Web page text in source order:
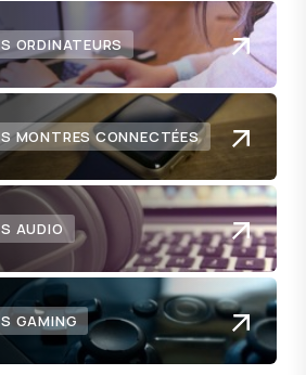
ORDINATEURS
MONTRES CONNECTÉES
AUDIO
GAMING